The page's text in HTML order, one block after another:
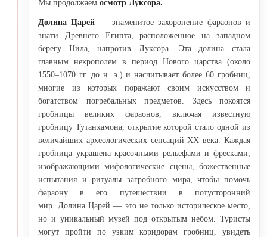
Мы продолжаем осмотр Луксора.
Долина Царей — знаменитое захоронение фараонов и
знати Древнего Египта, расположенное на западном
берегу Нила, напротив Луксора. Эта долина стала
главным некрополем в период Нового царства (около
1550–1070 гг. до н. э.) и насчитывает более 60 гробниц,
многие из которых поражают своим искусством и
богатством погребальных предметов. Здесь покоятся
гробницы великих фараонов, включая известную
гробницу Тутанхамона, открытие которой стало одной из
величайших археологических сенсаций XX века. Каждая
гробница украшена красочными рельефами и фресками,
изображающими мифологические сцены, божественные
испытания и ритуалы загробного мира, чтобы помочь
фараону в его путешествии в потусторонний
мир. Долина Царей — это не только историческое место,
но и уникальный музей под открытым небом. Туристы
могут пройти по узким коридорам гробниц, увидеть